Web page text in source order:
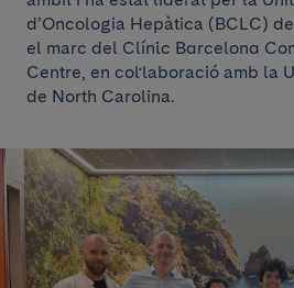
d’Oncologia Hepàtica (BCLC)
el marc del Clínic Barcelona
Centre, en col·laboració amb la
de North Carolina.